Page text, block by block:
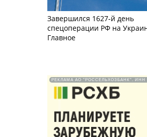
Завершился 1627-й день
спецоперации РФ на
Главное
РЕКЛАМА АО "РОССЕЛЬХОЗБАНК". ИНН